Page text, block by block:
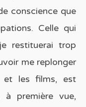
conscience que
Celle qui
restituerai trop
me replonger
et les films, est
première vue,